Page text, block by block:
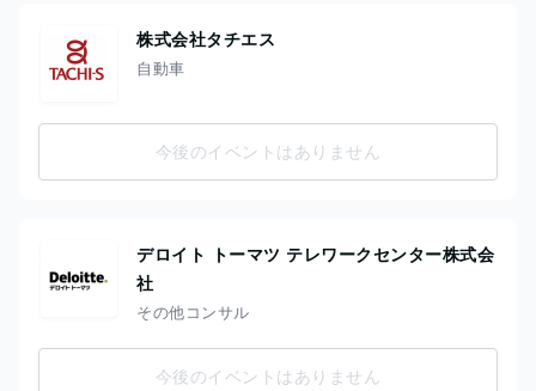
株式会社タチエス
自動車
今後のイベントはありません
デロイト トーマツ テレワークセンター株式会
社
その他コンサル
今後のイベントはありません